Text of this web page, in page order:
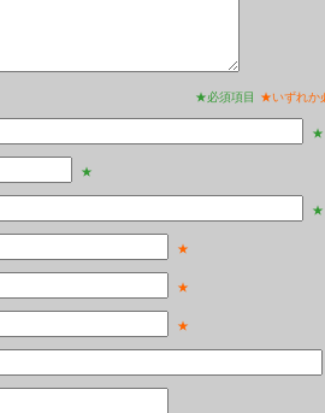
★必須項目 ★いずれか
★
★
★
★
★
★